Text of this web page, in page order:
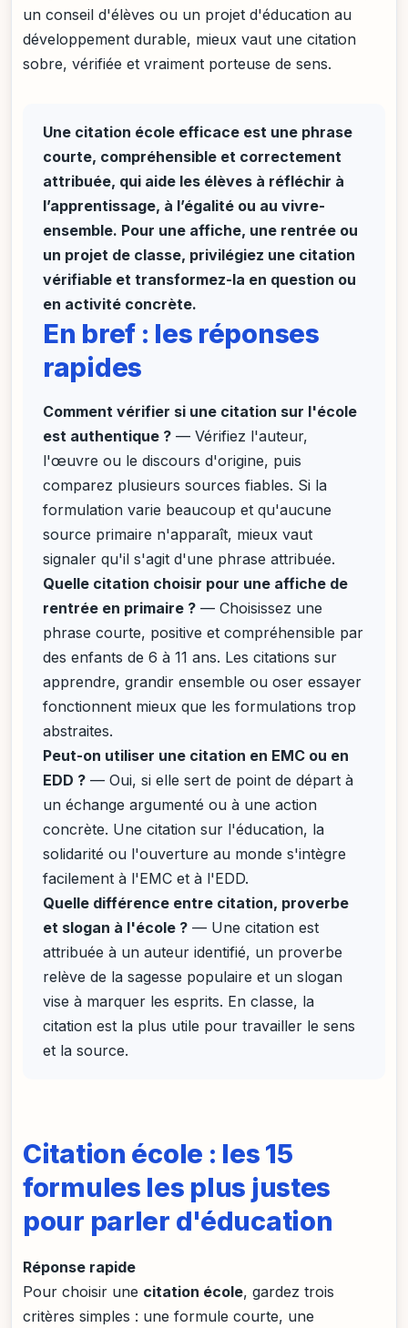
un conseil d'élèves ou un projet d'éducation au
développement durable, mieux vaut une citation
sobre, vérifiée et vraiment porteuse de sens.
Une citation école efficace est une phrase
courte, compréhensible et correctement
attribuée, qui aide les élèves à réfléchir à
l’apprentissage, à l’égalité ou au vivre-
ensemble. Pour une affiche, une rentrée ou
un projet de classe, privilégiez une citation
vérifiable et transformez-la en question ou
en activité concrète.
En bref : les réponses
rapides
Comment vérifier si une citation sur l'école
est authentique ? — Vérifiez l'auteur,
l'œuvre ou le discours d'origine, puis
comparez plusieurs sources fiables. Si la
formulation varie beaucoup et qu'aucune
source primaire n'apparaît, mieux vaut
signaler qu'il s'agit d'une phrase attribuée.
Quelle citation choisir pour une affiche de
rentrée en primaire ? — Choisissez une
phrase courte, positive et compréhensible par
des enfants de 6 à 11 ans. Les citations sur
apprendre, grandir ensemble ou oser essayer
fonctionnent mieux que les formulations trop
abstraites.
Peut-on utiliser une citation en EMC ou en
EDD ? — Oui, si elle sert de point de départ à
un échange argumenté ou à une action
concrète. Une citation sur l'éducation, la
solidarité ou l'ouverture au monde s'intègre
facilement à l'EMC et à l'EDD.
Quelle différence entre citation, proverbe
et slogan à l'école ? — Une citation est
attribuée à un auteur identifié, un proverbe
relève de la sagesse populaire et un slogan
vise à marquer les esprits. En classe, la
citation est la plus utile pour travailler le sens
et la source.
Citation école : les 15
formules les plus justes
pour parler d'éducation
Réponse rapide
Pour choisir une citation école, gardez trois
critères simples : une formule courte, une